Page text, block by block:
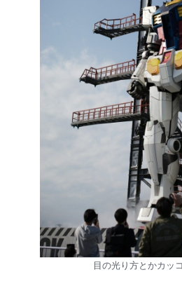
目の光り方とかカッ